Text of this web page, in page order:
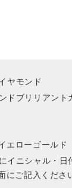
ヤモンド
ドブリリアント
エローゴールド
イニシャル・日
にご記入くだ